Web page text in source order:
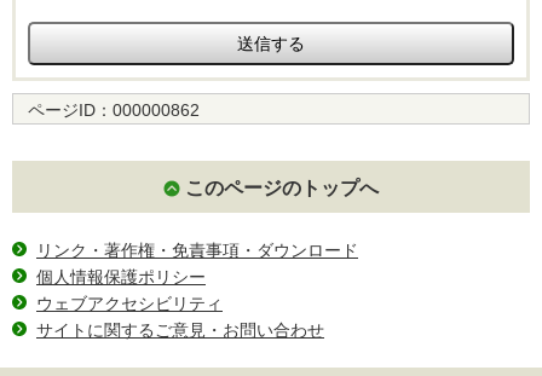
ページID： 000000862
このページのトップへ
リンク・著作権・免責事項・ダウンロード
個人情報保護ポリシー
ウェブアクセシビリティ
サイトに関するご意見・お問い合わせ